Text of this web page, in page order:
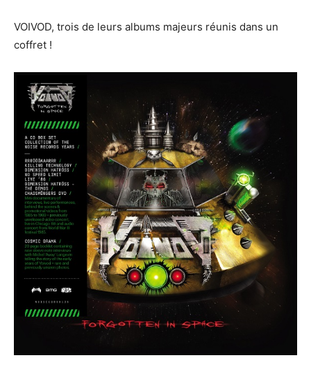
VOIVOD, trois de leurs albums majeurs réunis dans un
coffret !